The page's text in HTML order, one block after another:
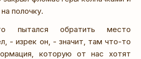
полочку.
пытался обратить место
- изрек он, - значит, там что-то
которую от нас хотят